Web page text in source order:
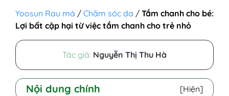
Yoosun Rau má / Chăm sóc da / Tắm chanh cho bé:
Lợi bất cập hại từ việc tắm chanh cho trẻ nhỏ
Tác giả: Nguyễn Thị Thu Hà
Nội dung chính [Hiện]